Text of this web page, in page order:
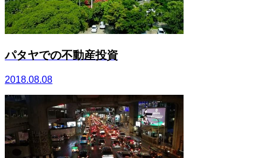
パタヤでの不動産投資
2018.08.08